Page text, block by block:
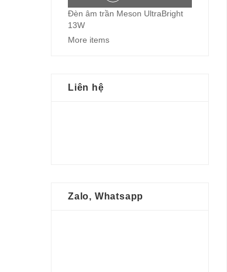
Đèn âm trần Meson UltraBright
13W
More items
Liên hệ
Zalo, Whatsapp